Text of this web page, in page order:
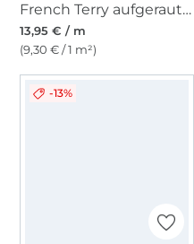
French Terry aufgeraut, schwarz
13,95 € / m
(9,30 € / 1 m²)
-13%